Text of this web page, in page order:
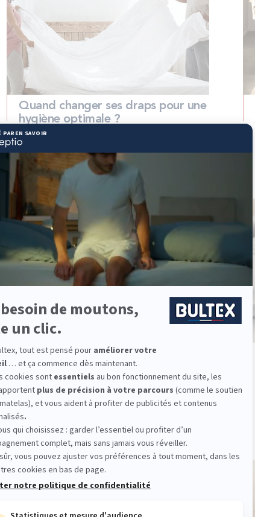
Quand changer ses draps pour une
hygiène optimale ?
Peut-on dormir sur un matelas neuf
immédiatement après l’achat ?